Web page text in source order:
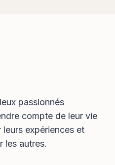
passionnés
compte de leur vie
expériences et
les autres.